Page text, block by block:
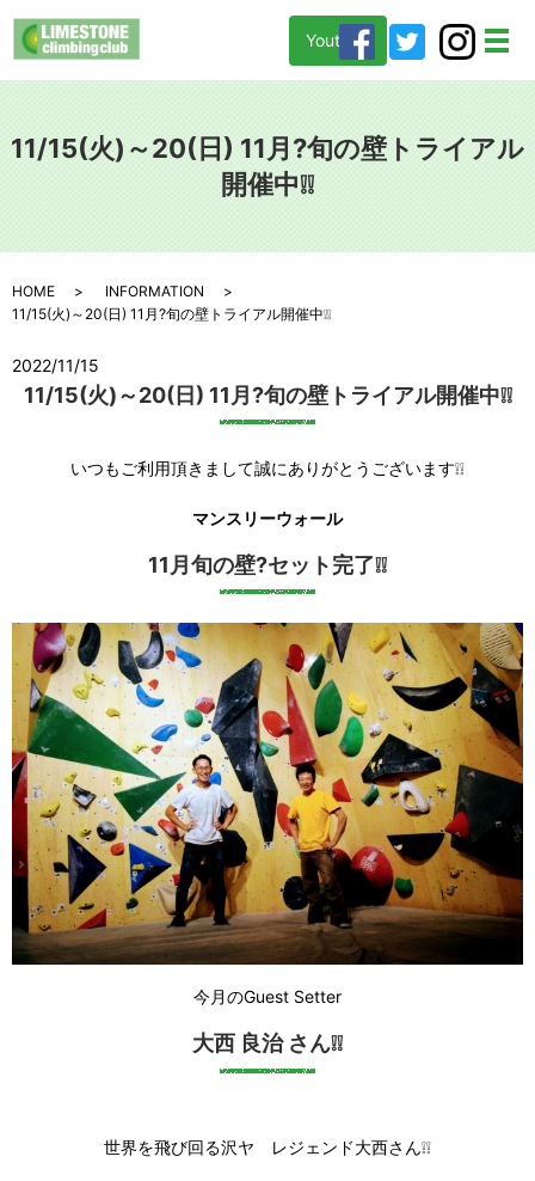
メ
Youtube
11/15(火)～20(日) 11月?旬の壁トライアル
開催中❕❕
HOME
INFORMATION
11/15(火)～20(日) 11月?旬の壁トライアル開催中❕❕
2022/11/15
11/15(火)～20(日) 11月?旬の壁トライアル開催中❕❕
いつもご利用頂きまして誠にありがとうございます❕❕
マンスリーウォール
11月旬の壁?セット完了❕❕
今月のGuest Setter
大西 良治 さん❕❕
世界を飛び回る沢ヤ レジェンド大西さん❕❕